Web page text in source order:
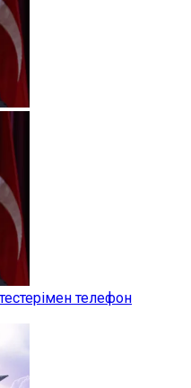
телефон